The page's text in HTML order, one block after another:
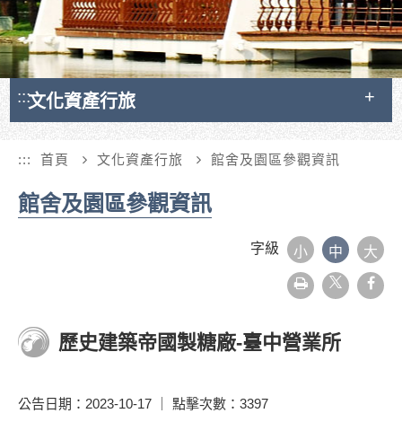
:::文化資產行旅
::: 首頁 文化資產行旅 館舍及園區參觀資訊
館舍及園區參觀資訊
字級 小 中 大
友
善
歷史建築帝國製糖廠-臺中營業所
公告日期：2023-10-17 ｜ 點擊次數：3397